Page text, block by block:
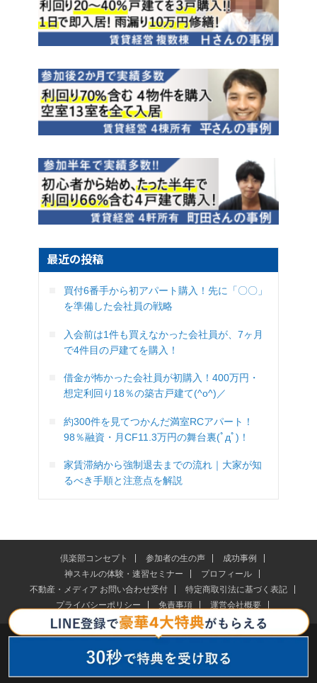
最近の投稿
買付6番手から初アパート購入！先に「〇〇」
を準備した会社員の戦略
入会前は1件も買えなかった会社員が、7ヶ月
で4件目の戸建てを購入！
借金が怖かった会社員が初購入！400万円・
想定利回り18％の築古戸建て(^o^)／
約300件を見てつかんだ満室RCアパート！
98％融資・月CF11.3万円の舞台裏(ﾟдﾟ)！
家賃滞納から強制退去までの流れ｜大家が知
るべき手順と注意点を解説
倶楽部コンセプト 参加者の生の声
成功事例
神スキルの体験・速習セミナー
プロフィール
不動産・メディア お問い合わせ受付
特定商取引法に基づく表記
プライバシーポリシー
免責事項
運営会社概要
さくらいふ株式会社HP
© 2026 木村洸士公式サイト